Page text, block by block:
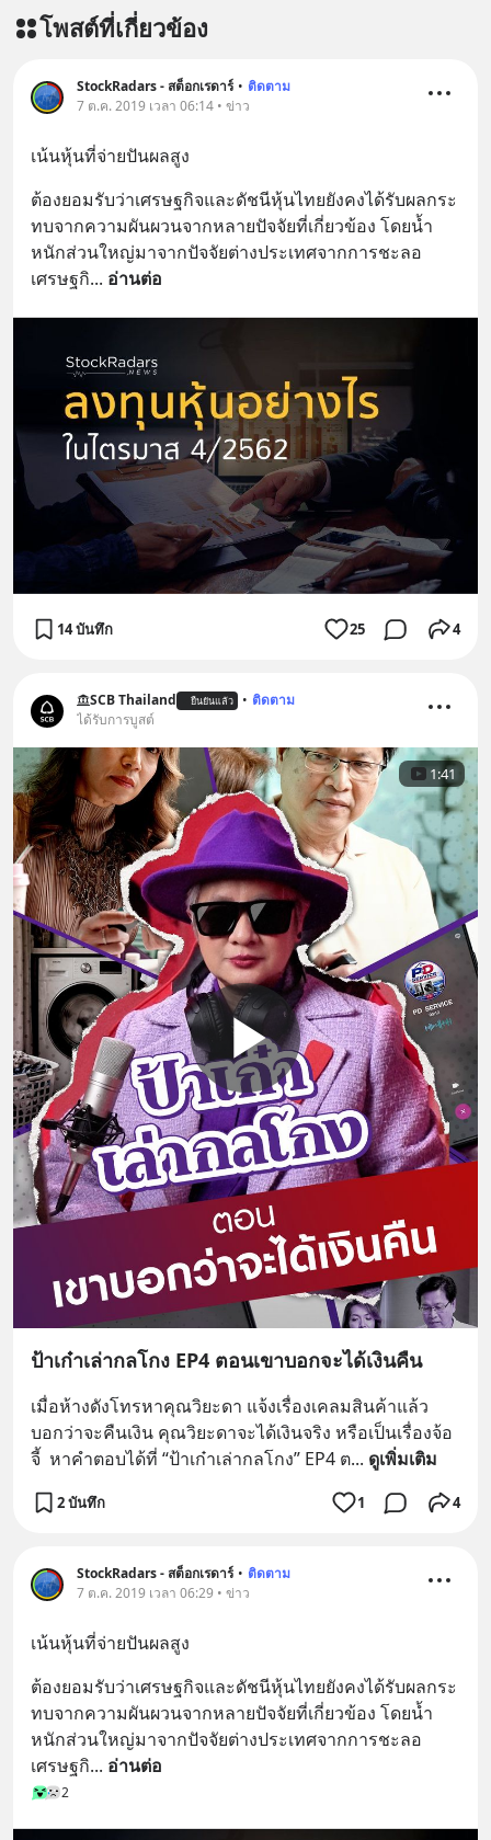
========================= 📣
=========================
เครียด หลับยาก ผมอยากแนะนำ
บรรเทาความเครียด ลดความวิตกกังวล
เพิ่มการผ่อนคลาย ซึ่งช่วยให้การนอน
หลับมีประสิทธิภาพมากยิ่งขึ้น 📍 สนใจ
สั่งซื้อสินค้า Diip CBD 💬 LINE :
โพสต์ที่เกี่ยวข้อง
StockRadars - สต็อกเรดาร์ • ติดตาม
7 ต.ค. 2019 เวลา 06:14 • ข่าว
เน้นหุ้นที่จ่ายปันผลสูง
ต้องยอมรับว่าเศรษฐกิจและดัชนีหุ้นไทยยังคงได้รับผลกระ
ทบจากความผันผวนจากหลายปัจจัยที่เกี่ยวข้อง โดยน้ำ
หนักส่วนใหญ่มาจากปัจจัยต่างประเทศจากการชะลอ
เศรษฐกิ... อ่านต่อ
14 บันทึก 25 4
SCB Thailand ยืนยันแล้ว • ติดตาม
ได้รับการบูสต์
1:41
ป้าเก๋าเล่ากลโกง EP4 ตอนเขาบอกจะได้เงินคืน
เมื่อห้างดังโทรหาคุณวิยะดา แจ้งเรื่องเคลมสินค้าแล้ว
บอกว่าจะคืนเงิน คุณวิยะดาจะได้เงินจริง หรือเป็นเรื่องจ้อ
จี้  หาคำตอบได้ที่ “ป้าเก๋าเล่ากลโกง” EP4 ต... ดูเพิ่มเติม
2 บันทึก 1 4
StockRadars - สต็อกเรดาร์ • ติดตาม
7 ต.ค. 2019 เวลา 06:29 • ข่าว
เน้นหุ้นที่จ่ายปันผลสูง
ต้องยอมรับว่าเศรษฐกิจและดัชนีหุ้นไทยยังคงได้รับผลกระ
ทบจากความผันผวนจากหลายปัจจัยที่เกี่ยวข้อง โดยน้ำ
หนักส่วนใหญ่มาจากปัจจัยต่างประเทศจากการชะลอ
เศรษฐกิ... อ่านต่อ
2